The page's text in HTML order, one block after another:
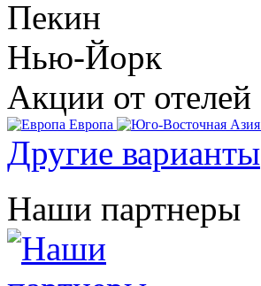
Пекин
Нью-Йорк
Акции от отелей
Европа
Другие варианты
Наши партнеры